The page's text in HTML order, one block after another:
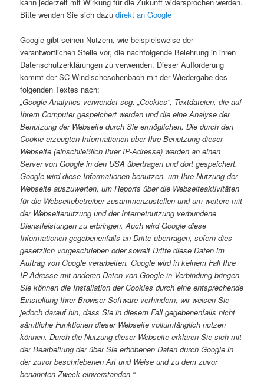
kann jederzeit mit Wirkung für die Zukunft widersprochen werden.
Bitte wenden Sie sich dazudirekt an Google
Google gibt seinen Nutzern, wie beispielsweise der
verantwortlichen Stelle vor, die nachfolgende Belehrung in ihren
Datenschutzerklärungen zu verwenden. Dieser Aufforderung
kommt der SC Windischeschenbach mit der Wiedergabe des
folgenden Textes nach:
„Google Analytics verwendet sog. „Cookies“, Textdateien, die auf
Ihrem Computer gespeichert werden und die eine Analyse der
Benutzung der Webseite durch Sie ermöglichen. Die durch den
Cookie erzeugten Informationen über Ihre Benutzung dieser
Webseite (einschließlich Ihrer IP-Adresse) werden an einen
Server von Google in den USA übertragen und dort gespeichert.
Google wird diese Informationen benutzen, um Ihre Nutzung der
Webseite auszuwerten, um Reports über die Webseiteaktivitäten
für die Webseitebetreiber zusammenzustellen und um weitere mit
der Webseitenutzung und der Internetnutzung verbundene
Dienstleistungen zu erbringen. Auch wird Google diese
Informationen gegebenenfalls an Dritte übertragen, sofern dies
gesetzlich vorgeschrieben oder soweit Dritte diese Daten im
Auftrag von Google verarbeiten. Google wird in keinem Fall Ihre
IP-Adresse mit anderen Daten von Google in Verbindung bringen.
Sie können die Installation der Cookies durch eine entsprechende
Einstellung Ihrer Browser Software verhindern; wir weisen Sie
jedoch darauf hin, dass Sie in diesem Fall gegebenenfalls nicht
sämtliche Funktionen dieser Webseite vollumfänglich nutzen
können. Durch die Nutzung dieser Webseite erklären Sie sich mit
der Bearbeitung der über Sie erhobenen Daten durch Google in
der zuvor beschriebenen Art und Weise und zu dem zuvor
benannten Zweck einverstanden.“